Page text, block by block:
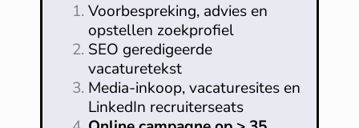
Voorbespreking, advies en
opstellen zoekprofiel
SEO geredigeerde
vacaturetekst
Media-inkoop, vacaturesites en
LinkedIn recruiterseats